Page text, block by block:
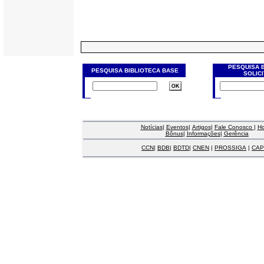
PESQUISA BIBLIOTECA BASE
PESQUISA
Notícias| Eventos| Artigos| Fale Conosco |
Bônus| Informações| Gerência
CCN| BDB| BDTD| CNEN | PROSSIGA |